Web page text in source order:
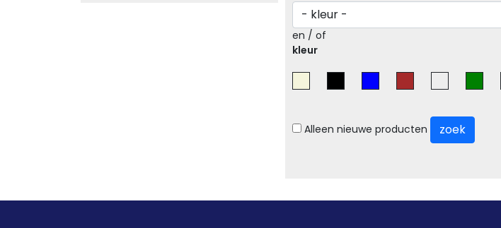
en / of
kleur
Alleen nieuwe producten zoek